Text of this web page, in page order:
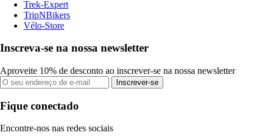
Trek-Expert
TripNBikers
Vélo-Store
Inscreva-se na nossa newsletter
Aproveite 10% de desconto ao inscrever-se na nossa newsletter
Inscrever-se
Fique conectado
Encontre-nos nas redes sociais